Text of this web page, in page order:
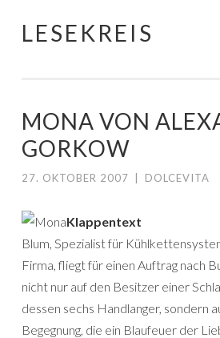
Springe
LESEKREIS
MONA VON
GORKOW
27. OKTOBER 2007 DOLCEVITA
Klappentext
Blum, Spezialist für
Firma, fliegt für einen Auftrag nach
nicht nur auf den Besitzer einer
dessen sechs Handlanger, sondern
Begegnung, die ein Blaufeuer der